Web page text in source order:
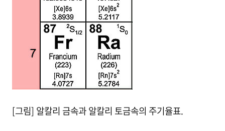
[그림] 알칼리 금속과 알칼리 토금속의 주기율표.